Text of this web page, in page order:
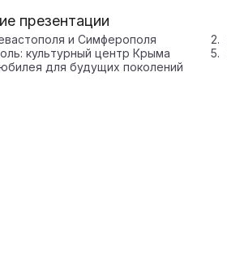
презентации
и Симферополя
культурный центр Крыма
для будущих поколений